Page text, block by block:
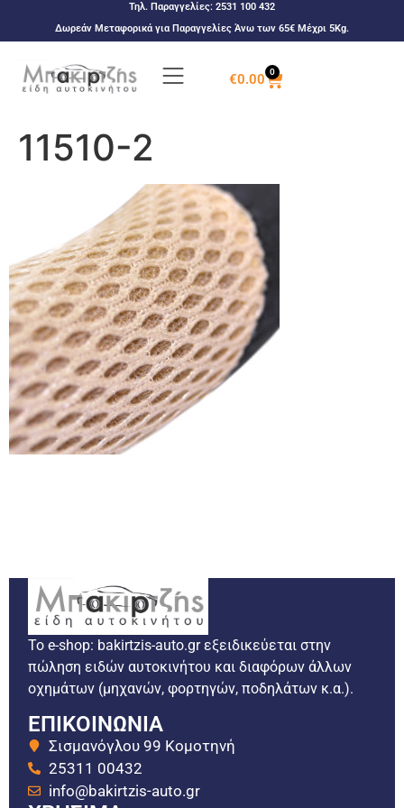
Τηλ. Παραγγελίες: 2531 100 432
Δωρεάν Μεταφορικά για Παραγγελίες Άνω των 65€ Μέχρι 5Kg.
€0.00 0
11510-2
Το e-shop: bakirtzis-auto.gr εξειδικεύεται στην
πώληση ειδών αυτοκινήτου και διαφόρων άλλων
οχημάτων (μηχανών, φορτηγών, ποδηλάτων κ.α.).
ΕΠΙΚΟΙΝΩΝΙΑ
Σισμανόγλου 99 Κομοτηνή
25311 00432
info@bakirtzis-auto.gr